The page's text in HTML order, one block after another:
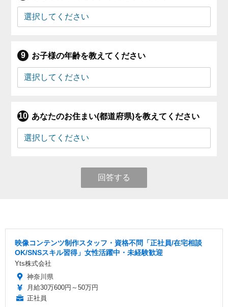
お子様の年齢を教えてください
あなたのお住まい(都道府県)を教えてください
回答する
映像コンテンツ制作スタッフ・資格不問「正社員/在宅相談
OK/SNSスキル習得」女性活躍中・未経験歓迎
Yts株式会社
神奈川県
月給30万600円～50万円
正社員